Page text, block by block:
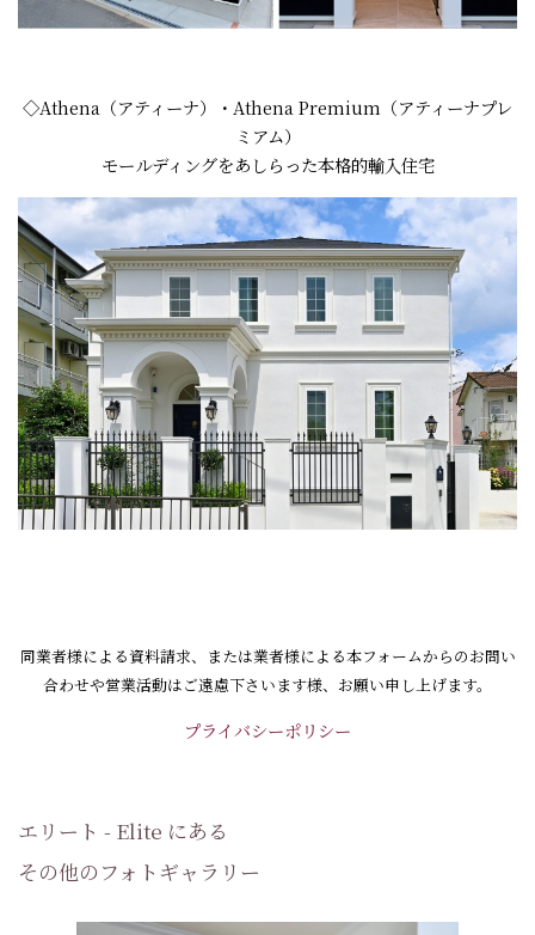
◇Athena（アティーナ）・Athena Premium（アティーナプレ
ミアム）
モールディングをあしらった本格的輸入住宅
同業者様による資料請求、 または業者様による本フォームからのお問い
合わせや営業活動はご遠慮下さいます様、お願い申し上げます。
プライバシーポリシー
エリート - Elite にある
その他のフォトギャラリー